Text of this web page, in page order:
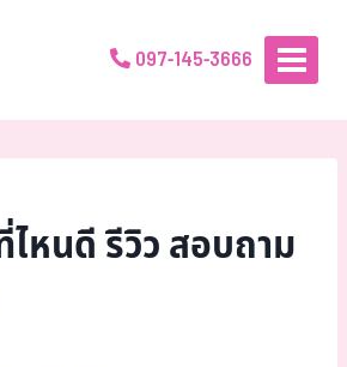
097-145-3666
ไหนดี รีวิว สอบถาม